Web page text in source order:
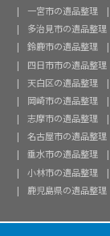
一宮市の遺品整理
多治見市の遺品整理
鈴鹿市の遺品整理
四日市市の遺品整理
天白区の遺品整理
岡崎市の遺品整理
志摩市の遺品整理
名古屋市の遺品整理
垂水市の遺品整理
小林市の遺品整理
鹿児島県の遺品整理